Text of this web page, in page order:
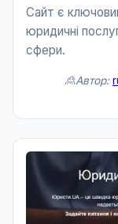
Сайт є
юридичні
сфери.
🙎Автор: